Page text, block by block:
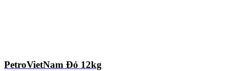
PetroVietNam Đỏ 12kg